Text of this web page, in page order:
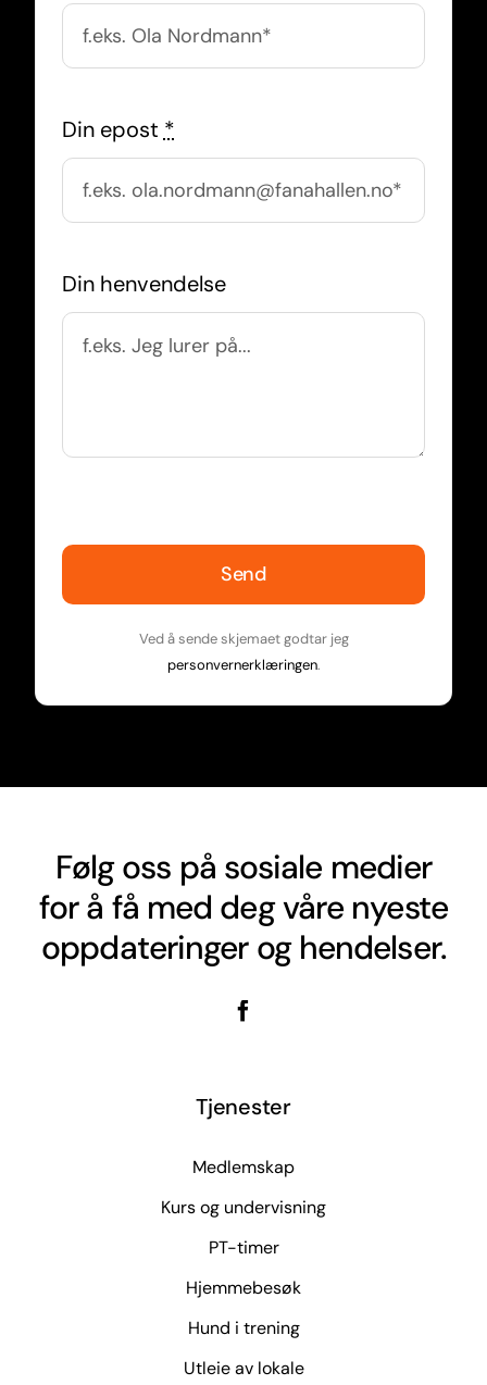
Din epost *
Din henvendelse
Send
Ved å sende skjemaet godtar jeg
personvernerklæringen.
Følg oss på sosiale medier
for å få med deg våre nyeste
oppdateringer og hendelser.
Tjenester
Medlemskap
Kurs og undervisning
PT-timer
Hjemmebesøk
Hund i trening
Utleie av lokale